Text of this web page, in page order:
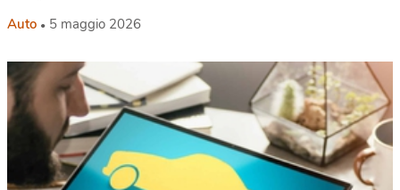
Auto 5 maggio 2026